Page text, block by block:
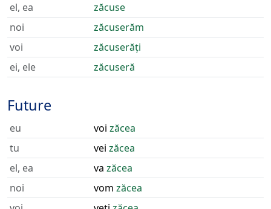
el, ea
zăcuse
noi
zăcuserăm
voi
zăcuserăți
ei, ele
zăcuseră
Future
eu voi zăcea
tu
vei zăcea
el, ea
va zăcea
noi
vom zăcea